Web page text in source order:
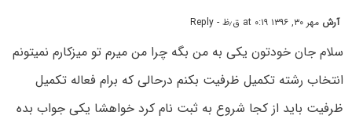
آرش مهر ۳۰, ۱۳۹۶ at ۰:۱۹ ق٫ظ - Reply
سلام جان خودتون یکی به من بگه چرا من میرم تو میزکارم نمیتونم
انتخاب رشته تکمیل ظرفیت بکنم درحالی که برام فعاله تکمیل
ظرفیت باید از کجا شروع به ثبت نام کرد خواهشا یکی جواب بده